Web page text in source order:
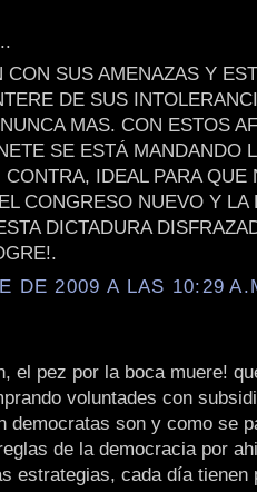
CON SUS AMENAZAS Y
DE SUS
MAS. CON ESTOS
SE ESTÁ MANDANDO
CONTRA, IDEAL PARA QUE
CONGRESO NUEVO Y LA
DICTADURA
DE 2009 A LAS 10:29
el pez por la boca muere!
voluntades con
democratas son y como se
de la democracia por
estrategias, cada día tienen